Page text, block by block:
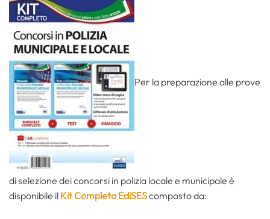
Per la preparazione alle prove
di selezione dei concorsi in polizia locale e municipale è
disponibile il Kit Completo EdiSEScomposto da: